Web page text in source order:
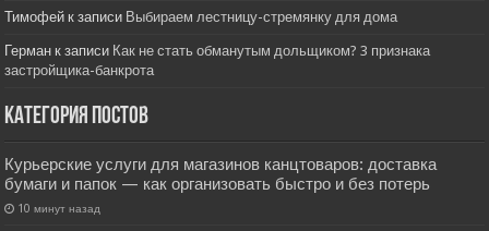
Тимофей к записи Выбираем лестницу-стремянку для дома
Герман к записи Как не стать обманутым дольщиком? 3 признака
застройщика-банкрота
Категория постов
Курьерские услуги для магазинов канцтоваров: доставка
бумаги и папок — как организовать быстро и без потерь
10 минут назад